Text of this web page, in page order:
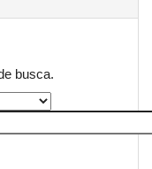
busca.